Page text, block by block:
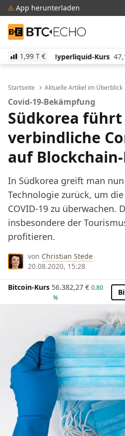
App herunterladen
BTC-ECHO
1,99 T €
Kurs 47,18 € -3.00% Solana-
Startseite Aktuelle Artikel im Überblick
Covid-19-Bekämpfung
Südkorea führt
verbindliche
auf
In Südkorea greift man
Technologie zurück, um
COVID-19 zu überwachen.
insbesondere der
profitieren.
von Christian Stede
20.08.2020, 15:28
Bitcoin-Kurs 56.382,27 € 0.80
%